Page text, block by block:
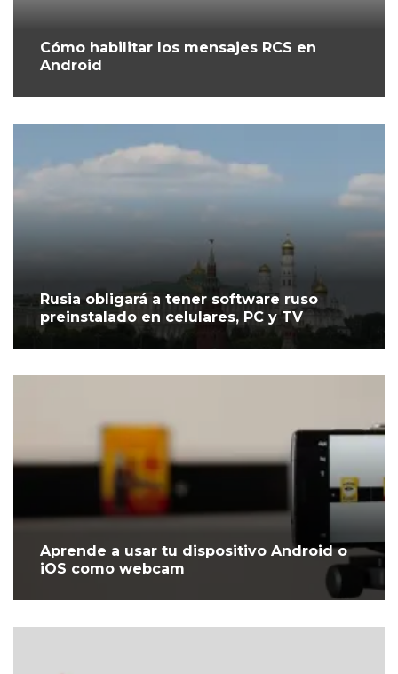
Cómo habilitar los mensajes RCS en
Android
Rusia obligará a tener software ruso
preinstalado en celulares, PC y TV
Aprende a usar tu dispositivo Android o
iOS como webcam